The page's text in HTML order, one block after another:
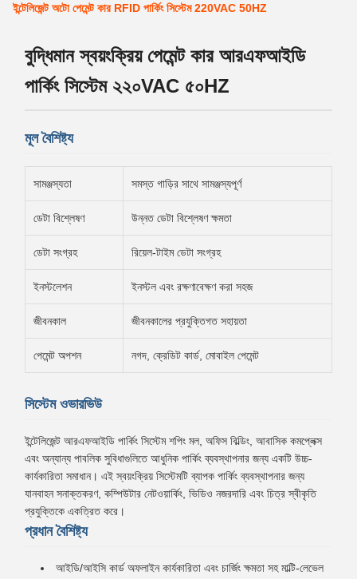
ইন্টেলিজেন্ট অটো পেমেন্ট কার RFID পার্কিং সিস্টেম 220VAC 50HZ
বুদ্ধিমান স্বয়ংক্রিয় পেমেন্ট কার আরএফআইডি
পার্কিং সিস্টেম ২২০VAC ৫০HZ
মূল বৈশিষ্ট্য
সামঞ্জস্যতা সমস্ত গাড়ির সাথে সামঞ্জস্যপূর্ণ
ডেটা বিশ্লেষণ উন্নত ডেটা বিশ্লেষণ ক্ষমতা
ডেটা সংগ্রহ রিয়েল-টাইম ডেটা সংগ্রহ
ইনস্টলেশন ইনস্টল এবং রক্ষণাবেক্ষণ করা সহজ
জীবনকাল জীবনকালের প্রযুক্তিগত সহায়তা
পেমেন্ট অপশন নগদ, ক্রেডিট কার্ড, মোবাইল পেমেন্ট
সিস্টেম ওভারভিউ
ইন্টেলিজেন্ট আরএফআইডি পার্কিং সিস্টেম শপিং মল, অফিস বিল্ডিং, আবাসিক কমপ্লেক্স
এবং অন্যান্য পাবলিক সুবিধাগুলিতে আধুনিক পার্কিং ব্যবস্থাপনার জন্য একটি উচ্চ-
কার্যকারিতা সমাধান। এই স্বয়ংক্রিয় সিস্টেমটি ব্যাপক পার্কিং ব্যবস্থাপনার জন্য
যানবাহন সনাক্তকরণ, কম্পিউটার নেটওয়ার্কিং, ভিডিও নজরদারি এবং চিত্র স্বীকৃতি
প্রযুক্তিকে একত্রিত করে।
প্রধান বৈশিষ্ট্য
আইডি/আইসি কার্ড অফলাইন কার্যকারিতা এবং চার্জিং ক্ষমতা সহ মাল্টি-লেভেল